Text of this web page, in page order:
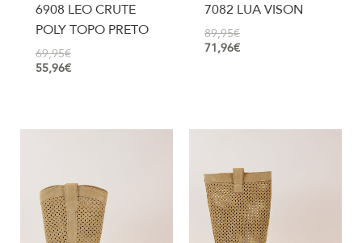
6908 LEO CRUTE
POLY TOPO PRETO
69,95€
55,96€
7082 LUA VISON
89,95€
71,96€